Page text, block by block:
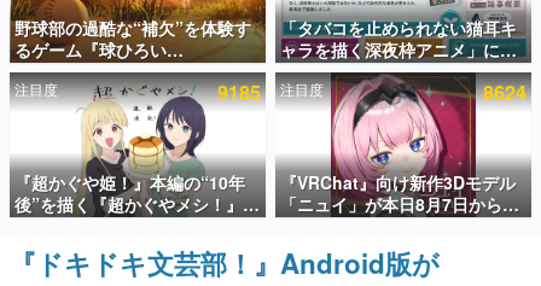
アプリセール情報
インタビュー
連載・特集一覧
殿堂入り記事
SNS拡散数が数千以上！ ページビュー数万以上！ などな
ど。多くの人々に読まれた、電ファミ渾身の“殿堂入り”記
事をまとめました。
ゲームの企画書
名作ゲームクリエイターの方々に製作時のエピソードをお
野球部の過酷な“補欠”を体験す
るゲーム『球ひろい
Simulator』が「1件」のウィッ
シュリストをもとにチェコ語に
対応しSNSで話題に。『キング
ダム・カム』開発元やチェコの
プロ野球選手から称賛の声
「タバコを止められない猫耳キ
ャラを描く深夜枠アニメ」に視
聴者の一部から批判意見。違法
薬物の使用と思しき描写も含め
て、BPOが議論を交わす
注目度 9185
『超かぐや姫！』本編の“10年
後”を描く『超かぐやメシ！』
Web連載決定。新たなWebマン
ガレーベル「ビビビコミック」
にて特別話が掲載スタート、あ
注目度 8624
『VRChat』向け新作3Dモデル
「ニュイ」が本日8月7日から
BOOTHにて発売。瞳に光る星
や感情豊かな表情が、小悪魔か
わいい
『ドキドキ文芸部！』Android版が